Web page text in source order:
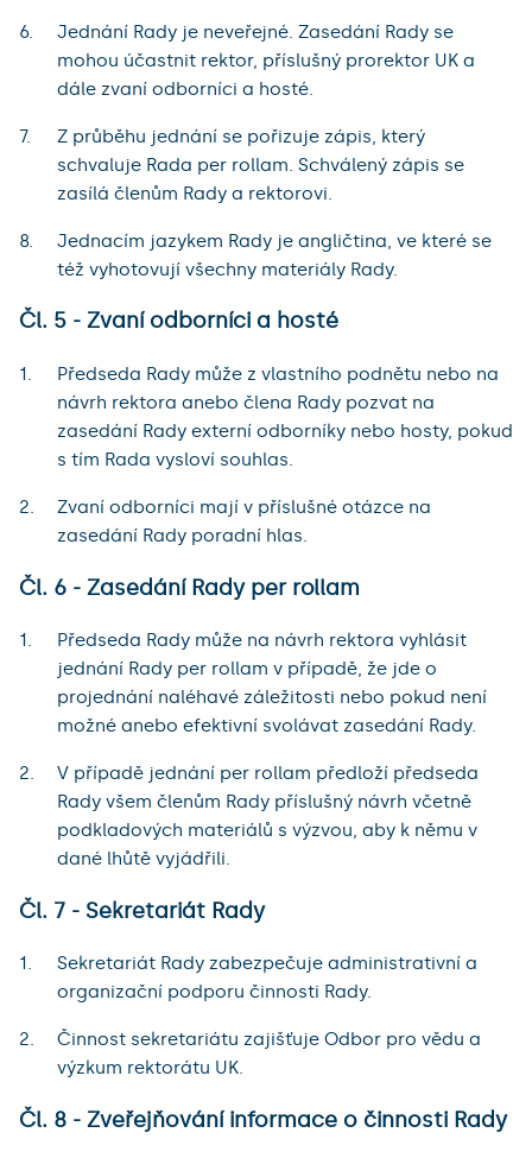
Jednání Rady je neveřejné. Zasedání Rady se
mohou účastnit rektor, příslušný prorektor UK a
dále zvaní odborníci a hosté.
Z průběhu jednání se pořizuje zápis, který
schvaluje Rada per rollam. Schválený zápis se
zasílá členům Rady a rektorovi.
Jednacím jazykem Rady je angličtina, ve které se
též vyhotovují všechny materiály Rady.
Čl. 5 - Zvaní odborníci a hosté
Předseda Rady může z vlastního podnětu nebo na
návrh rektora anebo člena Rady pozvat na
zasedání Rady externí odborníky nebo hosty, pokud
s tím Rada vysloví souhlas.
Zvaní odborníci mají v příslušné otázce na
zasedání Rady poradní hlas.
Čl. 6 - Zasedání Rady per rollam
Předseda Rady může na návrh rektora vyhlásit
jednání Rady per rollam v případě, že jde o
projednání naléhavé záležitosti nebo pokud není
možné anebo efektivní svolávat zasedání Rady.
V případě jednání per rollam předloží předseda
Rady všem členům Rady příslušný návrh včetně
podkladových materiálů s výzvou, aby k němu v
dané lhůtě vyjádřili.
Čl. 7 - Sekretariát Rady
Sekretariát Rady zabezpečuje administrativní a
organizační podporu činnosti Rady.
Činnost sekretariátu zajišťuje Odbor pro vědu a
výzkum rektorátu UK.
Čl. 8 - Zveřejňování informace o činnosti Rady